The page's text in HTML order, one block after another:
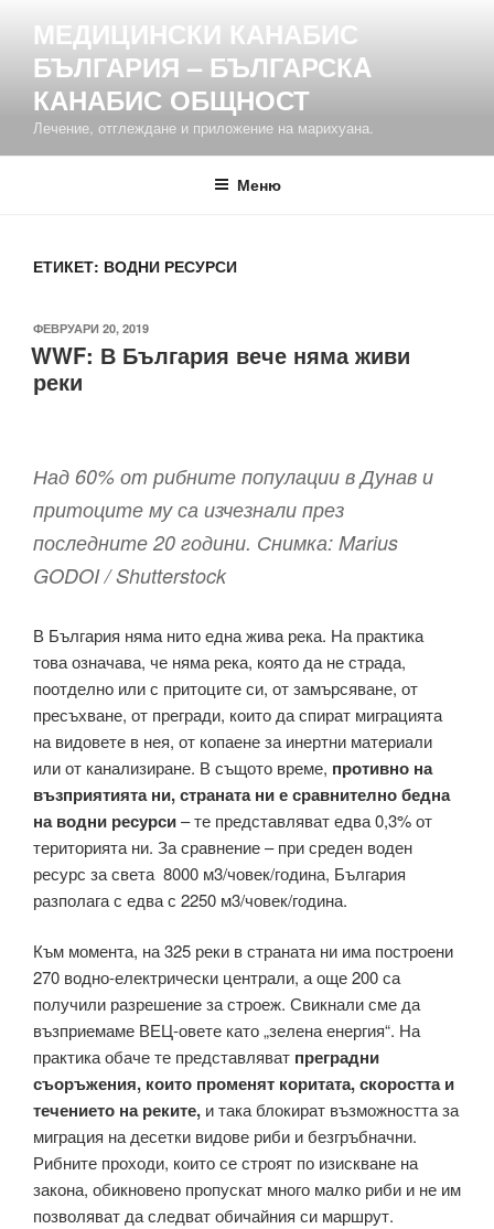
съдържанието
МЕДИЦИНСКИ КАНАБИС
БЪЛГАРИЯ – БЪЛГАРСКA
КАНАБИС ОБЩНОСТ
Лечение, отглеждане и приложение на марихуана.
Меню
ЕТИКЕТ: ВОДНИ РЕСУРСИ
ПУБЛИКУВАНО
НА
ФЕВРУАРИ 20, 2019
WWF: В България вече няма живи
реки
Над 60% от рибните популации в Дунав и
притоците му са изчезнали през
последните 20 години. Снимка: Marius
GODOI / Shutterstock
В България няма нито една жива река. На практика
това означава, че няма река, която да не страда,
поотделно или с притоците си, от замърсяване, от
пресъхване, от прегради, които да спират миграцията
на видовете в нея, от копаене за инертни материали
или от канализиране. В същото време, противно на
възприятията ни,страната ни е сравнително бедна
на водни ресурси– те представляват едва 0,3% от
територията ни. За сравнение – при среден воден
ресурс за света 8000 м3/човек/година, България
разполага с едва с 2250 м3/човек/година.
Към момента, на 325 реки в страната ни има построени
270 водно-електрически централи, а още 200 са
получили разрешение за строеж. Свикнали сме да
възприемаме ВЕЦ-овете като „зелена енергия“. На
практика обаче те представляват преградни
съоръжения, които променят коритата, скоростта и
течението на реките, и така блокират възможността за
миграция на десетки видове риби и безгръбначни.
Рибните проходи, които се строят по изискване на
закона, обикновено пропускат много малко риби и не им
позволяват да следват обичайния си маршрут.